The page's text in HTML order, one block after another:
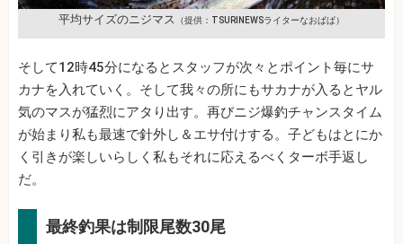
平均サイズのニジマス （提供：TSURINEWSライターなおぱぱ）
そして12時45分になるとスタッフが次々とポイント毎にサ
カナを入れていく。そして我々の所にもサカナが入るとヤル
気のマスが猛烈にアタり出す。再びニジ爆釣チャンスタイム
が始まり私も最速で針外し＆エサ付けする。子どもはとにか
く引きが楽しいらしく私もそれに応えるべくターボ手返し
だ。
最終釣果は制限尾数30尾